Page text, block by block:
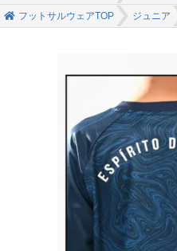
フットサルウェアTOP ジュニア